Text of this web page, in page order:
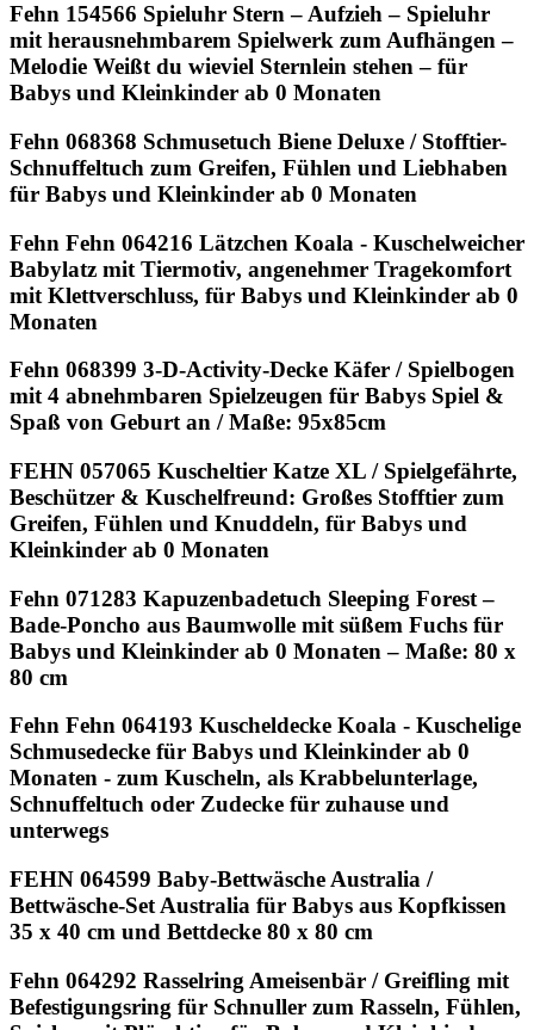
Fehn 154566 Spieluhr Stern – Aufzieh – Spieluhr
mit herausnehmbarem Spielwerk zum Aufhängen –
Melodie Weißt du wieviel Sternlein stehen – für
Babys und Kleinkinder ab 0 Monaten
Fehn 068368 Schmusetuch Biene Deluxe / Stofftier-
Schnuffeltuch zum Greifen, Fühlen und Liebhaben
für Babys und Kleinkinder ab 0 Monaten
Fehn Fehn 064216 Lätzchen Koala - Kuschelweicher
Babylatz mit Tiermotiv, angenehmer Tragekomfort
mit Klettverschluss, für Babys und Kleinkinder ab 0
Monaten
Fehn 068399 3-D-Activity-Decke Käfer / Spielbogen
mit 4 abnehmbaren Spielzeugen für Babys Spiel &
Spaß von Geburt an / Maße: 95x85cm
FEHN 057065 Kuscheltier Katze XL / Spielgefährte,
Beschützer & Kuschelfreund: Großes Stofftier zum
Greifen, Fühlen und Knuddeln, für Babys und
Kleinkinder ab 0 Monaten
Fehn 071283 Kapuzenbadetuch Sleeping Forest –
Bade-Poncho aus Baumwolle mit süßem Fuchs für
Babys und Kleinkinder ab 0 Monaten – Maße: 80 x
80 cm
Fehn Fehn 064193 Kuscheldecke Koala - Kuschelige
Schmusedecke für Babys und Kleinkinder ab 0
Monaten - zum Kuscheln, als Krabbelunterlage,
Schnuffeltuch oder Zudecke für zuhause und
unterwegs
FEHN 064599 Baby-Bettwäsche Australia /
Bettwäsche-Set Australia für Babys aus Kopfkissen
35 x 40 cm und Bettdecke 80 x 80 cm
Fehn 064292 Rasselring Ameisenbär / Greifling mit
Befestigungsring für Schnuller zum Rasseln, Fühlen,